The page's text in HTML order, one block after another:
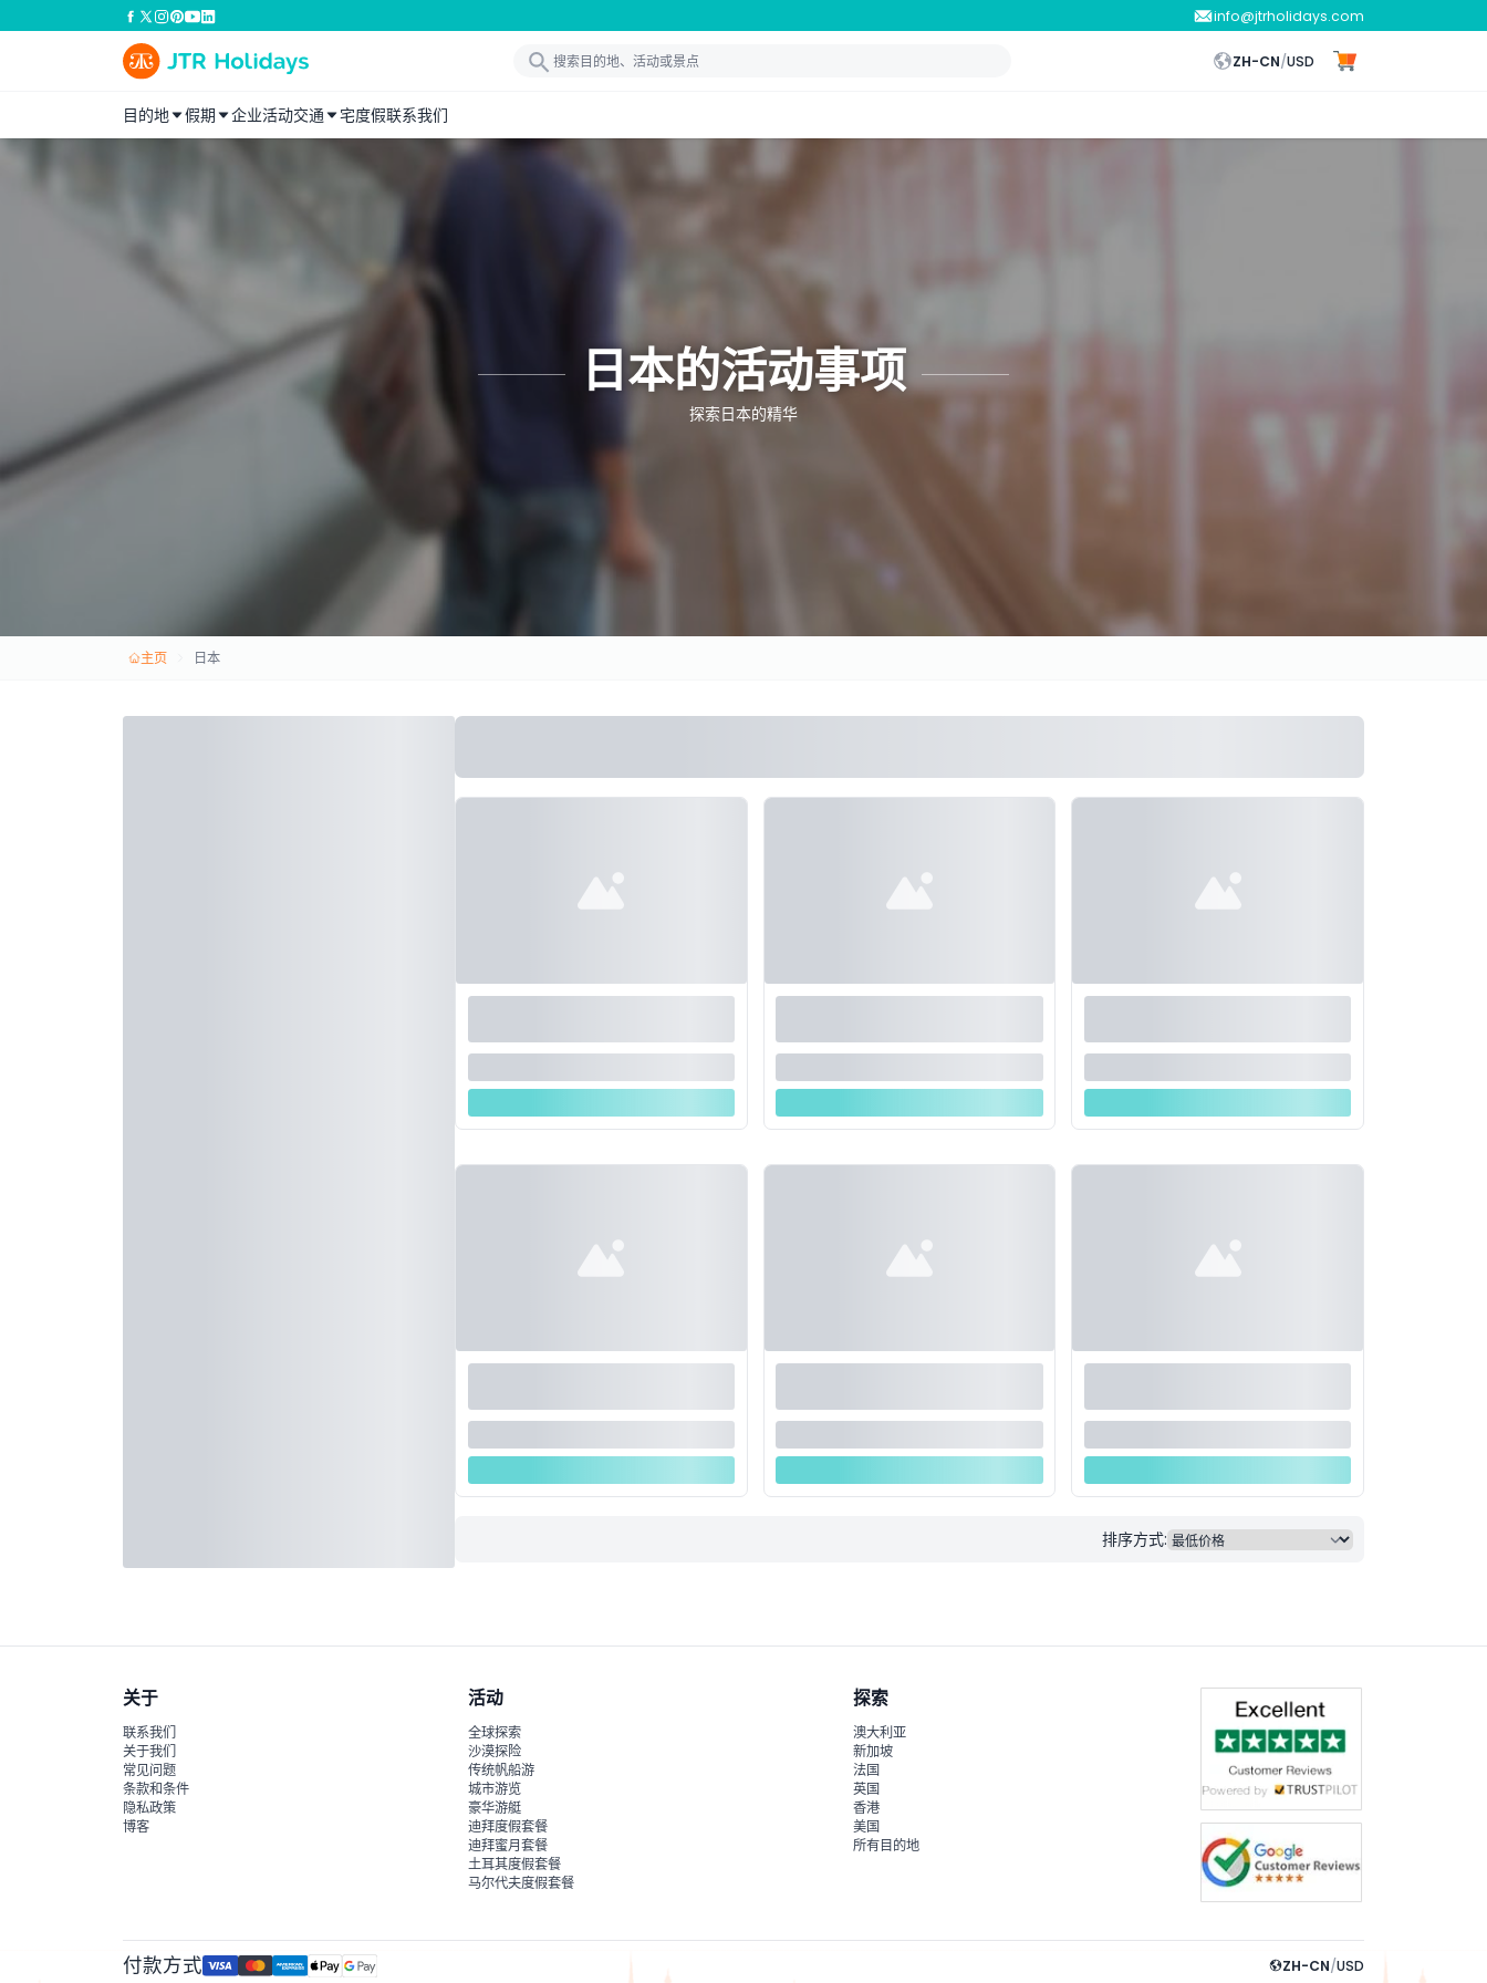
info@jtrholidays.com
ZH-CN/USD
目的地 假期 企业活动交通 宅度假联系我们
日本的活动事项
探索日本的精华
主页 日本
排序方式:
关于
联系我们
关于我们
常见问题
条款和条件
隐私政策
博客
活动
全球探索
沙漠探险
传统帆船游
城市游览
豪华游艇
迪拜度假套餐
迪拜蜜月套餐
土耳其度假套餐
马尔代夫度假套餐
探索
澳大利亚
新加坡
法国
英国
香港
美国
所有目的地
付款方式 ZH-CN/USD